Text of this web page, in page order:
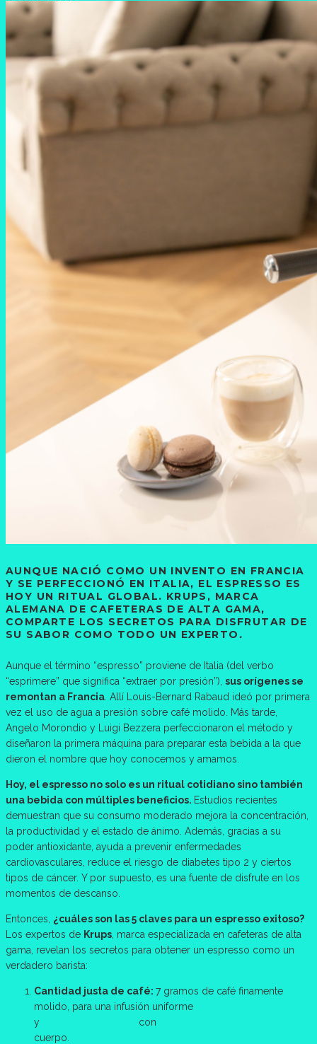
AUNQUE NACIÓ COMO UN INVENTO EN FRANCIA
Y SE PERFECCIONÓ EN ITALIA, EL ESPRESSO ES
HOY UN RITUAL GLOBAL. KRUPS, MARCA
ALEMANA DE CAFETERAS DE ALTA GAMA,
COMPARTE LOS SECRETOS PARA DISFRUTAR DE
SU SABOR COMO TODO UN EXPERTO.
Aunque el término “espresso” proviene de Italia (del verbo
“esprimere” que significa “extraer por presión”), sus orígenes se
remontan a Francia . Allí Louis-Bernard Rabaud ideó por primera
vez el uso de agua a presión sobre café molido. Más tarde,
Angelo Morondio y Luigi Bezzera perfeccionaron el método y
diseñaron la primera máquina para preparar esta bebida a la que
dieron el nombre que hoy conocemos y amamos.
Hoy, el espresso no solo es un ritual cotidiano sino también
una bebida con múltiples beneficios. Estudios recientes
demuestran que su consumo moderado mejora la concentración,
la productividad y el estado de ánimo. Además, gracias a su
poder antioxidante, ayuda a prevenir enfermedades
cardiovasculares, reduce el riesgo de diabetes tipo 2 y ciertos
tipos de cáncer. Y por supuesto, es una fuente de disfrute en los
momentos de descanso.
Entonces, ¿cuáles son las 5 claves para un espresso exitoso?
Los expertos de Krups , marca especializada en cafeteras de alta
gama, revelan los secretos para obtener un espresso como un
verdadero barista:
Cantidad justa de café: 7 gramos de café finamente
molido, para una infusión uniforme
y con
cuerpo.